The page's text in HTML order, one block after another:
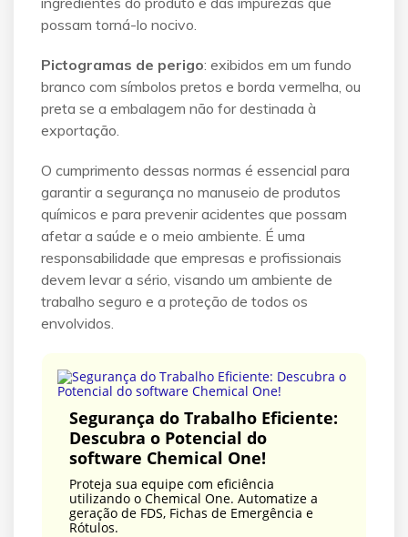
possam torná-lo nocivo.
Pictogramas de perigo: exibidos em um fundo
branco com símbolos pretos e borda vermelha, ou
preta se a embalagem não for destinada à
exportação.
O cumprimento dessas normas é essencial para
garantir a segurança no manuseio de produtos
químicos e para prevenir acidentes que possam
afetar a saúde e o meio ambiente. É uma
responsabilidade que empresas e profissionais
devem levar a sério, visando um ambiente de
trabalho seguro e a proteção de todos os
envolvidos.
Segurança do Trabalho Eficiente:
Descubra o Potencial do
software Chemical One!
Proteja sua equipe com eficiência
utilizando o Chemical One. Automatize a
geração de FDS, Fichas de Emergência e
Rótulos.